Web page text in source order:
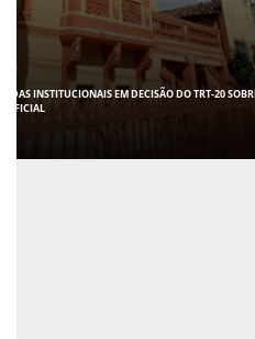
POLÍTICA
FLÁVIO CONFIRMA 47 APOIOS AO